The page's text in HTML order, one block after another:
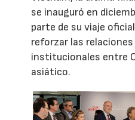
se inauguró en
parte de su viaje
reforzar las
institucionales entre
asiático.